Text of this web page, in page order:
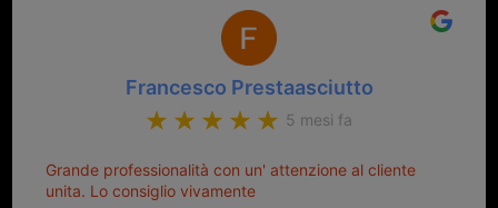
Francesco Prestaasciutto
5 mesi fa
Grande professionalità con un' attenzione al cliente
unita. Lo consiglio vivamente